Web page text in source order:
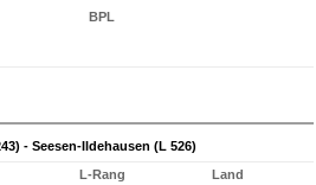
BPL
- Seesen-Ildehausen (L 526)
L-Rang
Land